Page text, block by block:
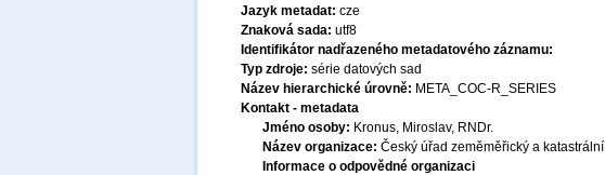
Jazyk metadat: cze
Znaková sada: utf8
Identifikátor nadřazeného metadatového záznamu:
Typ zdroje: série datových sad
Název hierarchické úrovně: META_COC-R_SERIES
Kontakt - metadata
Jméno osoby: Kronus, Miroslav, RNDr.
Název organizace: Český úřad zeměměřický a katastrální
Informace o odpovědné organizaci